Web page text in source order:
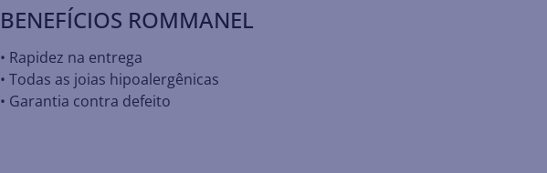
BENEFÍCIOS ROMMANEL
• Rapidez na entrega
• Todas as joias hipoalergênicas
• Garantia contra defeito